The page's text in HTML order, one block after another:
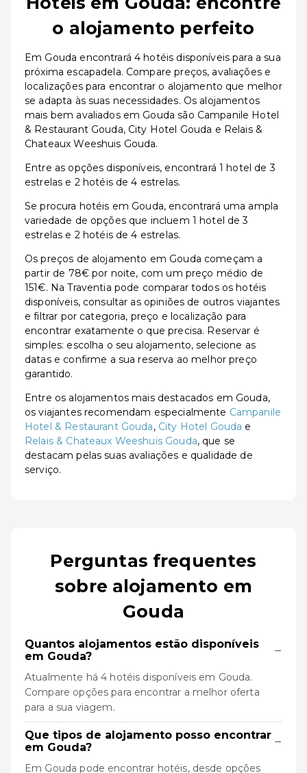
o alojamento perfeito
Em Gouda encontrará 4 hotéis disponíveis para a sua
próxima escapadela. Compare preços, avaliações e
localizações para encontrar o alojamento que melhor
se adapta às suas necessidades. Os alojamentos
mais bem avaliados em Gouda são Campanile Hotel
& Restaurant Gouda, City Hotel Gouda e Relais &
Chateaux Weeshuis Gouda.
Entre as opções disponíveis, encontrará 1 hotel de 3
estrelas e 2 hotéis de 4 estrelas.
Se procura hotéis em Gouda, encontrará uma ampla
variedade de opções que incluem 1 hotel de 3
estrelas e 2 hotéis de 4 estrelas.
Os preços de alojamento em Gouda começam a
partir de 78€ por noite, com um preço médio de
151€. Na Traventia pode comparar todos os hotéis
disponíveis, consultar as opiniões de outros viajantes
e filtrar por categoria, preço e localização para
encontrar exatamente o que precisa. Reservar é
simples: escolha o seu alojamento, selecione as
datas e confirme a sua reserva ao melhor preço
garantido.
Entre os alojamentos mais destacados em Gouda,
os viajantes recomendam especialmente Campanile
Hotel & Restaurant Gouda, City Hotel Gouda e
Relais & Chateaux Weeshuis Gouda, que se
destacam pelas suas avaliações e qualidade de
serviço.
Perguntas frequentes
sobre alojamento em
Gouda
Quantos alojamentos estão disponíveis
em Gouda?
−
Atualmente há 4 hotéis disponíveis em Gouda.
Compare opções para encontrar a melhor oferta
para a sua viagem.
Que tipos de alojamento posso encontrar
em Gouda?
−
Em Gouda pode encontrar hotéis, desde opções